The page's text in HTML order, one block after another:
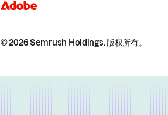
© 2026 Semrush Holdings.版权所有。